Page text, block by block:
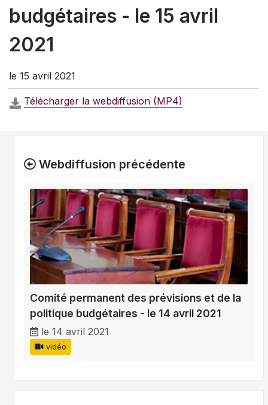
budgétaires - le 15 avril
2021
le 15 avril 2021
Télécharger la webdiffusion (MP4)
Webdiffusion précédente
Comité permanent des prévisions et de la
politique budgétaires - le 14 avril 2021
le 14 avril 2021
vidéo